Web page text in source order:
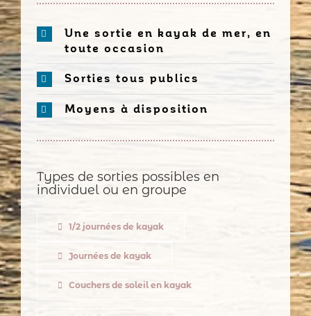
Une sortie en kayak de mer, en
toute occasion
Sorties tous publics
Moyens à disposition
Types de sorties possibles en
individuel ou en groupe
1/2 journées de kayak
Journées de kayak
Couchers de soleil en kayak